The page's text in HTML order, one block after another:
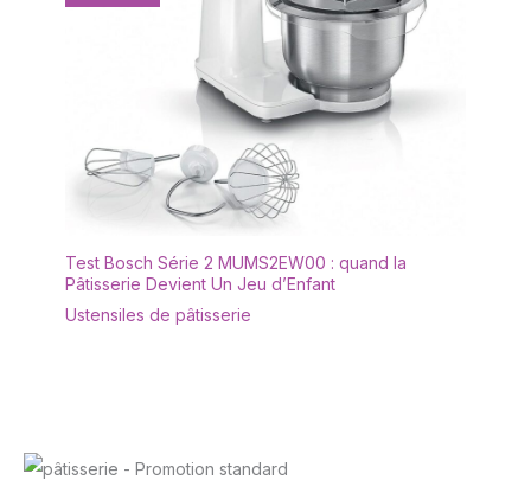
Test Bosch Série 2 MUMS2EW00 : quand la
Pâtisserie Devient Un Jeu d’Enfant
Ustensiles de pâtisserie